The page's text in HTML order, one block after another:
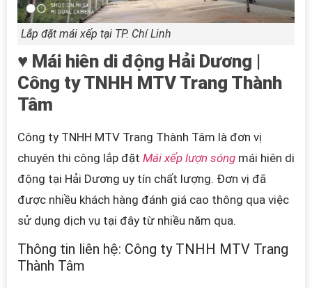
Lắp đặt mái xếp tại TP. Chí Linh
♥ Mái hiên di động Hải Dương |
Công ty TNHH MTV Trang Thành
Tâm
Công ty TNHH MTV Trang Thành Tâm là đơn vị
chuyên thi công lắp đặt Mái xếp lượn sóng mái hiên di
động tại Hải Dương uy tín chất lượng. Đơn vị đã
được nhiều khách hàng đánh giá cao thông qua việc
sử dụng dịch vụ tại đây từ nhiều năm qua.
Thông tin liên hệ: Công ty TNHH MTV Trang
Thành Tâm